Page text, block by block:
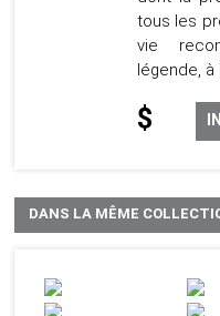
tous les
vie
légende,
$
DANS LA MÊME